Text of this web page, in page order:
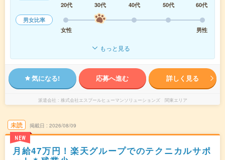
20代
30代 40代 50代
60代
男女比率
女性
男性
もっと見る
気になる! 応募へ進む 詳しく見る
派遣会社 株式会社エスプールヒューマンソリューションズ 関東エリア
未読
NEW
掲載日 2026/08/09
月給47万円！楽天グループでのテクニカルサポ